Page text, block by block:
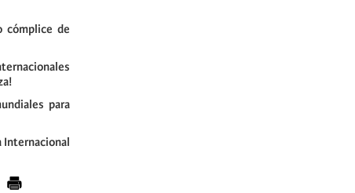
cómplice de
para
Internacional